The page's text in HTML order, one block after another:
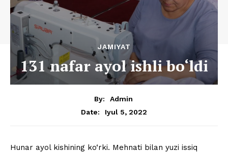
JAMIYAT
131 nafar ayol ishli bo‘ldi
By:
Admin
Date:
Iyul 5, 2022
Hunar ayol kishining ko‘rki. Mehnati bilan yuzi issiq